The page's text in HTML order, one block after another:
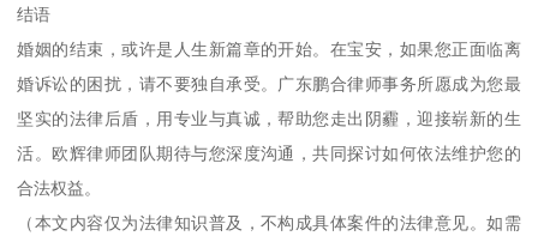
结语
婚姻的结束，或许是人生新篇章的开始。在宝安，如果您正面临离
婚诉讼的困扰，请不要独自承受。广东鹏合律师事务所愿成为您最
坚实的法律后盾，用专业与真诚，帮助您走出阴霾，迎接崭新的生
活。欧辉律师团队期待与您深度沟通，共同探讨如何依法维护您的
合法权益。
（本文内容仅为法律知识普及，不构成具体案件的法律意见。如需